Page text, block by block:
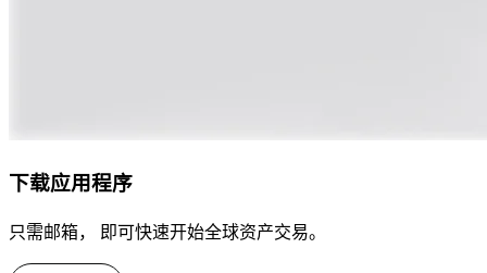
下载应用程序
只需邮箱， 即可快速开始全球资产交易。